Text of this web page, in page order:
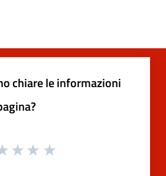
chiare le informazioni